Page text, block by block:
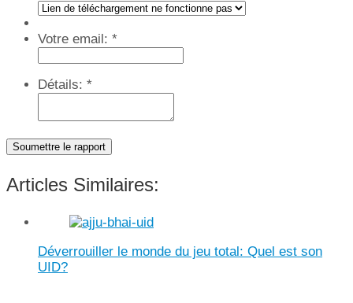
Votre email: *
Détails: *
Soumettre le rapport
Articles Similaires:
Déverrouiller le monde du jeu total: Quel est son
UID?